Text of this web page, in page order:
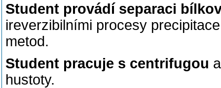
Student provádí separaci
ireverzibilními procesy
metod.
Student pracuje s centrifugou
hustoty.